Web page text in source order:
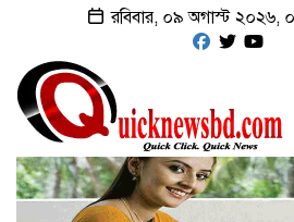
রবিবার, ০৯ অগাস্ট ২০২৬,